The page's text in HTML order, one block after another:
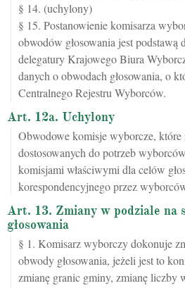
§ 14. (uchylony)
§ 15. Postanowienie komisarza
obwodów głosowania jest podstawą
delegatury Krajowego Biura
danych o obwodach głosowania, o
Centralnego Rejestru Wyborców.
Art. 12a. Uchylony
Obwodowe komisje wyborcze,
dostosowanych do potrzeb
komisjami właściwymi dla celów
korespondencyjnego przez
Art. 13. Zmiany w podziale na
głosowania
§ 1. Komisarz wyborczy dokonuje
obwody głosowania, jeżeli jest to
zmianę granic gminy, zmianę liczby